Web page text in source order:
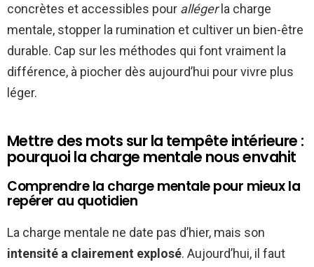
concrètes et accessibles pour allégerla charge
mentale, stopper la rumination et cultiver un bien-être
durable. Cap sur les méthodes qui font vraiment la
différence, à piocher dès aujourd’hui pour vivre plus
léger.
Mettre des mots sur la tempête intérieure :
pourquoi la charge mentale nous envahit
Comprendre la charge mentale pour mieux la
repérer au quotidien
La charge mentale ne date pas d’hier, mais son
intensité a clairement explosé. Aujourd’hui, il faut